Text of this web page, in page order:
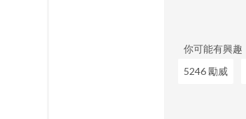
你可能有興趣
5246 勵威